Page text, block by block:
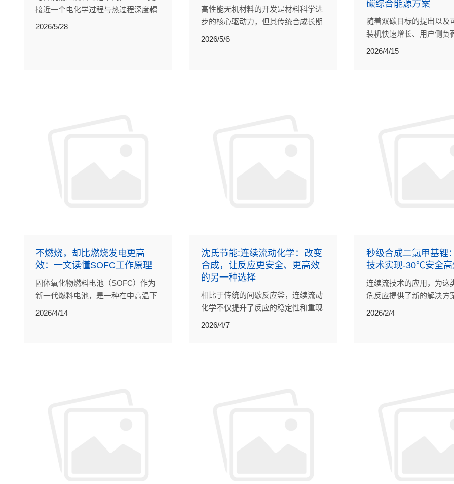
接近一个电化学过程与热过程深度耦
合的高温能量转换系统。热管理水平
2026/5/28
高性能无机材料的开发是材料科学进
步的核心驱动力，但其传统合成长期
受限于低效的间歇式批次生产。
2026/5/6
碳综合能源方案
随着双碳目标的提出以及
装机快速增长、用户侧负
变化，电网面临诸多问题
2026/4/15
不燃烧，却比燃烧发电更高
效：一文读懂SOFC工作原理
固体氧化物燃料电池（SOFC）作为
新一代燃料电池，是一种在中高温下
直接将燃料的化学能高效、低碳、环
2026/4/14
沈氏节能:连续流动化学：改变
合成，让反应更安全、更高效
的另一种选择
相比于传统的间歇反应釜，连续流动
化学不仅提升了反应的稳定性和重现
性，还能通过多级串联实现多步连续
2026/4/7
秒级合成二氯甲基锂
技术实现-30℃安全高
连续流技术的应用，为这
危反应提供了新的解决方
秒级混合、精准温控、持
2026/2/4